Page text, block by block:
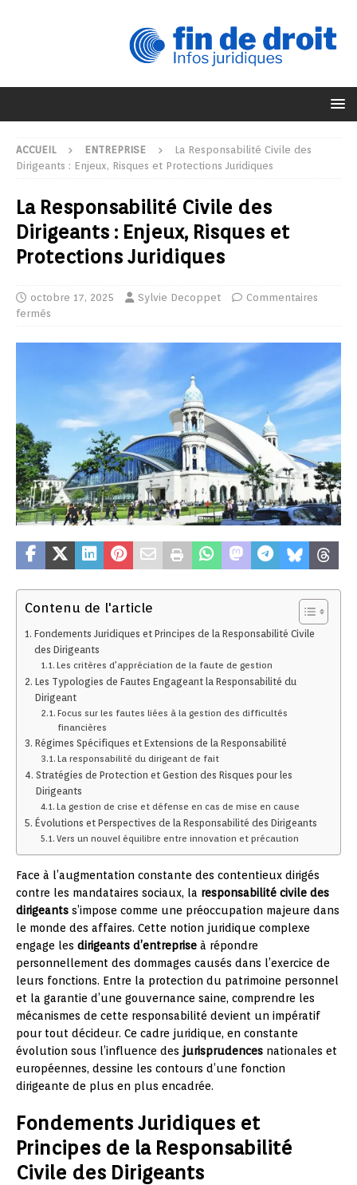
ACCUEIL ENTREPRISE
La Responsabilité Civile des
Dirigeants : Enjeux, Risques et Protections Juridiques
La Responsabilité Civile des
Dirigeants : Enjeux, Risques et
Protections Juridiques
octobre 17, 2025 Sylvie Decoppet
Commentaires
fermés
Contenu de l'article
Fondements Juridiques et Principes de la Responsabilité Civile
des Dirigeants
Les critères d’appréciation de la faute de gestion
Les Typologies de Fautes Engageant la Responsabilité du
Dirigeant
Focus sur les fautes liées à la gestion des difficultés
financières
Régimes Spécifiques et Extensions de la Responsabilité
La responsabilité du dirigeant de fait
Stratégies de Protection et Gestion des Risques pour les
Dirigeants
La gestion de crise et défense en cas de mise en cause
Évolutions et Perspectives de la Responsabilité des Dirigeants
Vers un nouvel équilibre entre innovation et précaution
Face à l’augmentation constante des contentieux dirigés
contre les mandataires sociaux, la responsabilité civile des
dirigeants s’impose comme une préoccupation majeure dans
le monde des affaires. Cette notion juridique complexe
engage les dirigeants d’entreprise à répondre
personnellement des dommages causés dans l’exercice de
leurs fonctions. Entre la protection du patrimoine personnel
et la garantie d’une gouvernance saine, comprendre les
mécanismes de cette responsabilité devient un impératif
pour tout décideur. Ce cadre juridique, en constante
évolution sous l’influence des jurisprudences nationales et
européennes, dessine les contours d’une fonction
dirigeante de plus en plus encadrée.
Fondements Juridiques et
Principes de la Responsabilité
Civile des Dirigeants